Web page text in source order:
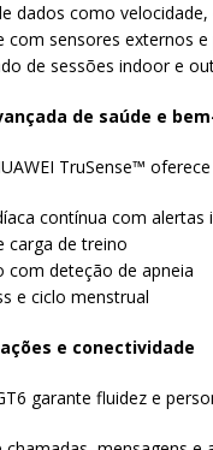
dados como
com sensores externos
de sessões indoor e
de saúde e
TruSense™
contínua com alertas
carga de treino
com deteção de apneia
e ciclo menstrual
e conectividade
garante fluidez e